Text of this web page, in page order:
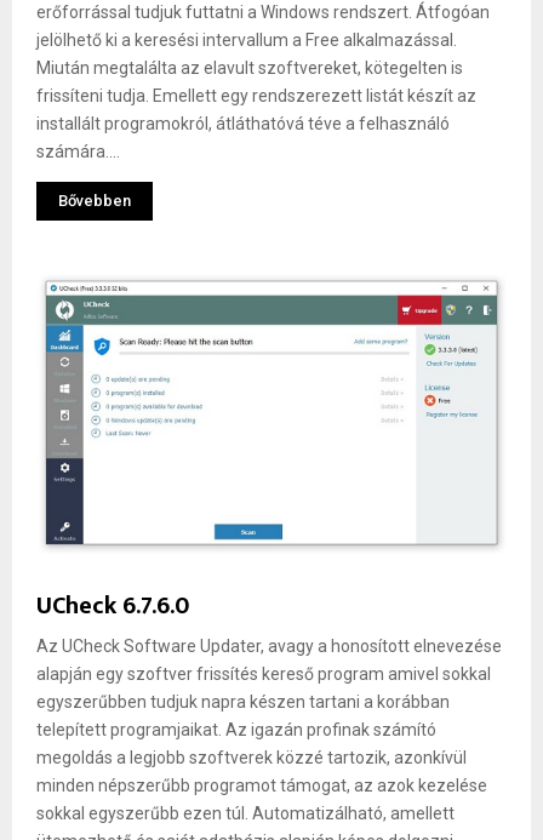
erőforrással tudjuk futtatni a Windows rendszert. Átfogóan
jelölhető ki a keresési intervallum a Free alkalmazással.
Miután megtalálta az elavult szoftvereket, kötegelten is
frissíteni tudja. Emellett egy rendszerezett listát készít az
installált programokról, átláthatóvá téve a felhasználó
számára....
Bővebben
UCheck 6.7.6.0
Az UCheck Software Updater, avagy a honosított elnevezése
alapján egy szoftver frissítés kereső program amivel sokkal
egyszerűbben tudjuk napra készen tartani a korábban
telepített programjaikat. Az igazán profinak számító
megoldás a legjobb szoftverek közzé tartozik, azonkívül
minden népszerűbb programot támogat, az azok kezelése
sokkal egyszerűbb ezen túl. Automatizálható, amellett